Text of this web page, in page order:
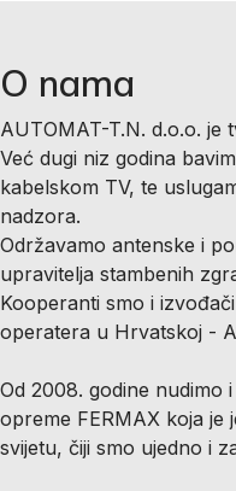
O nama
AUTOMAT-T.N. d.o.o. je
Već dugi niz godina
kabelskom TV, te
nadzora.
Održavamo antenske i
upravitelja stambenih
Kooperanti smo i
operatera u Hrvatskoj -
Od 2008. godine nudimo
opreme FERMAX koja je
svijetu, čiji smo ujedno i